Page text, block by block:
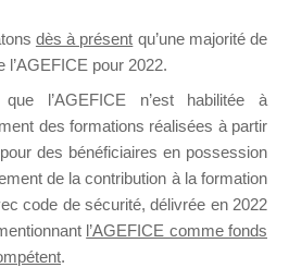
il y a un mois
aux Organismes de
répondre à l’Appel à
du Dirigeant.
dès à présent qu’une majorité de
l’AGEFICE pour 2022.
l’AGEFICE n’est habilitée à
des formations réalisées à partir
des bénéficiaires en possession
de la contribution à la formation
code de sécurité, délivrée en 2022
l’AGEFICE comme fonds
.